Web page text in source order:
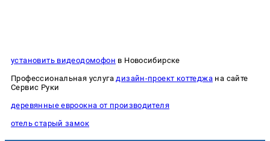
установить видеодомофон в Новосибирске
Профессиональная услуга дизайн-проект коттеджана сайте
Сервис Руки
деревянные евроокна от производителя
отель старый замок